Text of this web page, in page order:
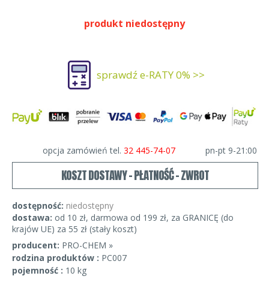
produkt niedostępny
sprawdź e-RATY 0% >>
opcja zamówień tel. 32 445-74-07 pn-pt 9-21:00
KOSZT DOSTAWY - PŁATNOŚĆ - ZWROT
dostępność: niedostępny
dostawa: od 10 zł, darmowa od 199 zł, za GRANICĘ (do
krajów UE) za 55 zł (stały koszt)
producent: PRO-CHEM »
rodzina produktów : PC007
pojemność : 10 kg